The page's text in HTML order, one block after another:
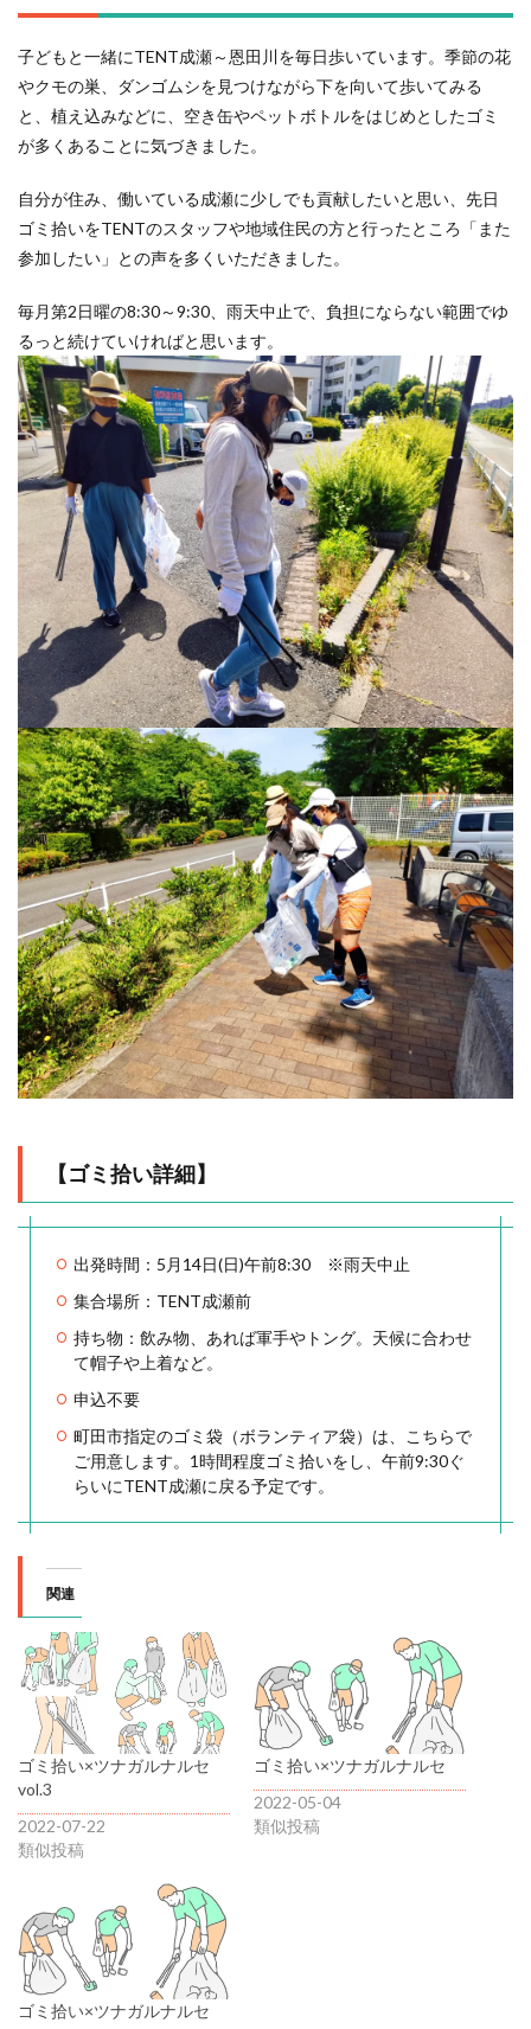
子どもと一緒にTENT成瀬～恩田川を毎日歩いています。季節の花
やクモの巣、ダンゴムシを見つけながら下を向いて歩いてみる
と、植え込みなどに、空き缶やペットボトルをはじめとしたゴミ
が多くあることに気づきました。
自分が住み、働いている成瀬に少しでも貢献したいと思い、先日
ゴミ拾いをTENTのスタッフや地域住民の方と行ったところ「また
参加したい」との声を多くいただきました。
毎月第2日曜の8:30～9:30、雨天中止で、負担にならない範囲でゆ
るっと続けていければと思います。
【ゴミ拾い詳細】
出発時間：5月14日(日)午前8:30 ※雨天中止
集合場所：TENT成瀬前
持ち物：飲み物、あれば軍手やトング。天候に合わせ
て帽子や上着など。
申込不要
町田市指定のゴミ袋（ボランティア袋）は、こちらで
ご用意します。1時間程度ゴミ拾いをし、午前9:30ぐ
らいにTENT成瀬に戻る予定です。
関連
ゴミ拾い×ツナガルナルセ
vol.3
2022-07-22
類似投稿
ゴミ拾い×ツナガルナルセ
2022-05-04
類似投稿
ゴミ拾い×ツナガルナルセ